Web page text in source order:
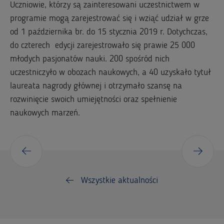
Uczniowie, którzy są zainteresowani uczestnictwem w
programie mogą zarejestrować się i wziąć udział w grze
od 1 października br. do 15 stycznia 2019 r. Dotychczas,
do czterech edycji zarejestrowało się prawie 25 000
młodych pasjonatów nauki. 200 spośród nich
uczestniczyło w obozach naukowych, a 40 uzyskało tytuł
laureata nagrody głównej i otrzymało szansę na
rozwinięcie swoich umiejętności oraz spełnienie
naukowych marzeń.
Wszystkie aktualności